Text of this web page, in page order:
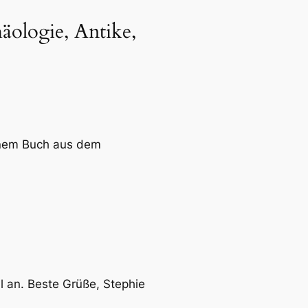
Antike,
Buch aus dem
an. Beste Grüße, Stephie